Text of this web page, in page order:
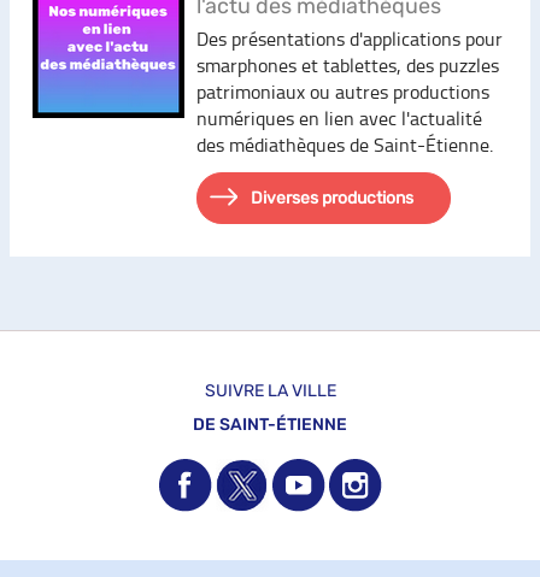
l'actu des médiathèques
Des présentations d'applications pour
smarphones et tablettes, des puzzles
patrimoniaux ou autres productions
numériques en lien avec l'actualité
des médiathèques de Saint-Étienne.
Diverses productions
SUIVRE LA VILLE
DE SAINT-ÉTIENNE